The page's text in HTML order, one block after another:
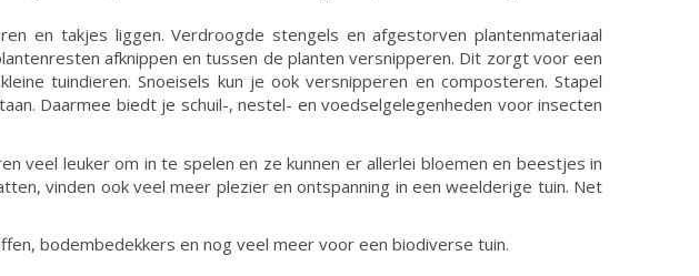
en takjes liggen. Verdroogde stengels en afgestorven plantenmateriaal
afknippen en tussen de planten versnipperen. Dit zorgt voor een
tuindieren. Snoeisels kun je ook versnipperen en composteren. Stapel
Daarmee biedt je schuil-, nestel- en voedselgelegenheden voor insecten
veel leuker om in te spelen en ze kunnen er allerlei bloemen en beestjes in
vinden ook veel meer plezier en ontspanning in een weelderige tuin. Net
bodembedekkers en nog veel meer voor een biodiverse tuin.